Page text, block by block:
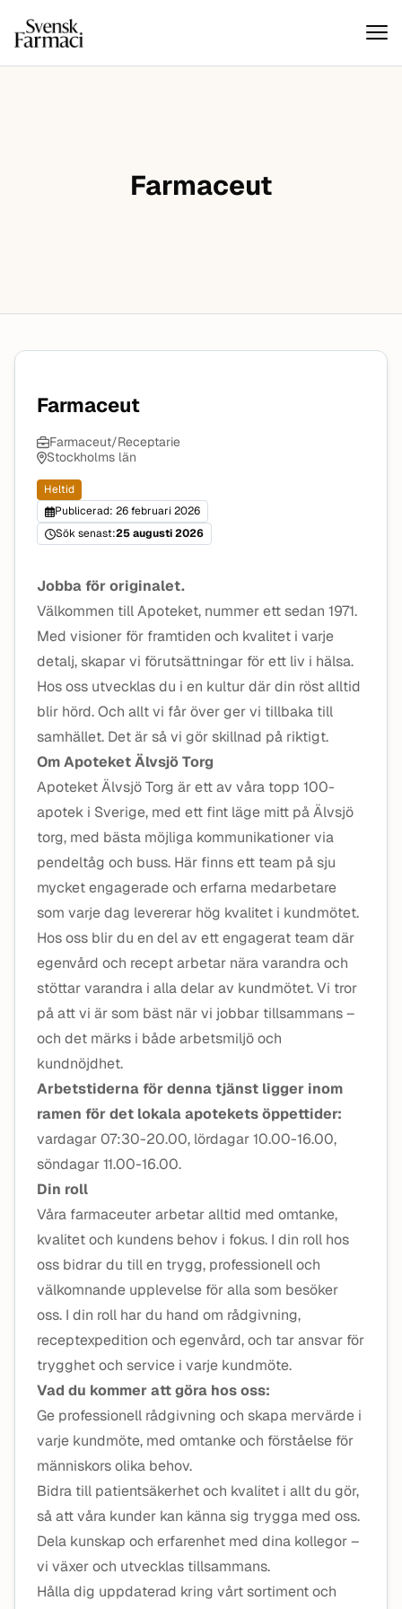
Hoppa till innehåll
Svensk farmaci
Farmaceut
Farmaceut
Farmaceut/Receptarie
Stockholms län
Heltid
Publicerad: 26 februari 2026
Sök senast:25 augusti 2026
Jobba för originalet.
Välkommen till Apoteket, nummer ett sedan 1971.
Med visioner för framtiden och kvalitet i varje
detalj, skapar vi förutsättningar för ett liv i hälsa.
Hos oss utvecklas du i en kultur där din röst alltid
blir hörd. Och allt vi får över ger vi tillbaka till
samhället. Det är så vi gör skillnad på riktigt.
Om Apoteket Älvsjö Torg
Apoteket Älvsjö Torg är ett av våra topp 100-
apotek i Sverige, med ett fint läge mitt på Älvsjö
torg, med bästa möjliga kommunikationer via
pendeltåg och buss. Här finns ett team på sju
mycket engagerade och erfarna medarbetare
som varje dag levererar hög kvalitet i kundmötet.
Hos oss blir du en del av ett engagerat team där
egenvård och recept arbetar nära varandra och
stöttar varandra i alla delar av kundmötet. Vi tror
på att vi är som bäst när vi jobbar tillsammans –
och det märks i både arbetsmiljö och
kundnöjdhet.
Arbetstiderna för denna tjänst ligger inom
ramen för det lokala apotekets öppettider:
vardagar 07:30-20.00, lördagar 10.00-16.00,
söndagar 11.00-16.00.
Din roll
Våra farmaceuter arbetar alltid med omtanke,
kvalitet och kundens behov i fokus. I din roll hos
oss bidrar du till en trygg, professionell och
välkomnande upplevelse för alla som besöker
oss. I din roll har du hand om rådgivning,
receptexpedition och egenvård, och tar ansvar för
trygghet och service i varje kundmöte.
Vad du kommer att göra hos oss:
Ge professionell rådgivning och skapa mervärde i
varje kundmöte, med omtanke och förståelse för
människors olika behov.
Bidra till patientsäkerhet och kvalitet i allt du gör,
så att våra kunder kan känna sig trygga med oss.
Dela kunskap och erfarenhet med dina kollegor –
vi växer och utvecklas tillsammans.
Hålla dig uppdaterad kring vårt sortiment och